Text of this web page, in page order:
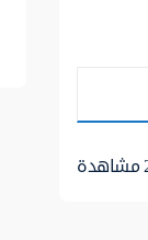
مشاهدة